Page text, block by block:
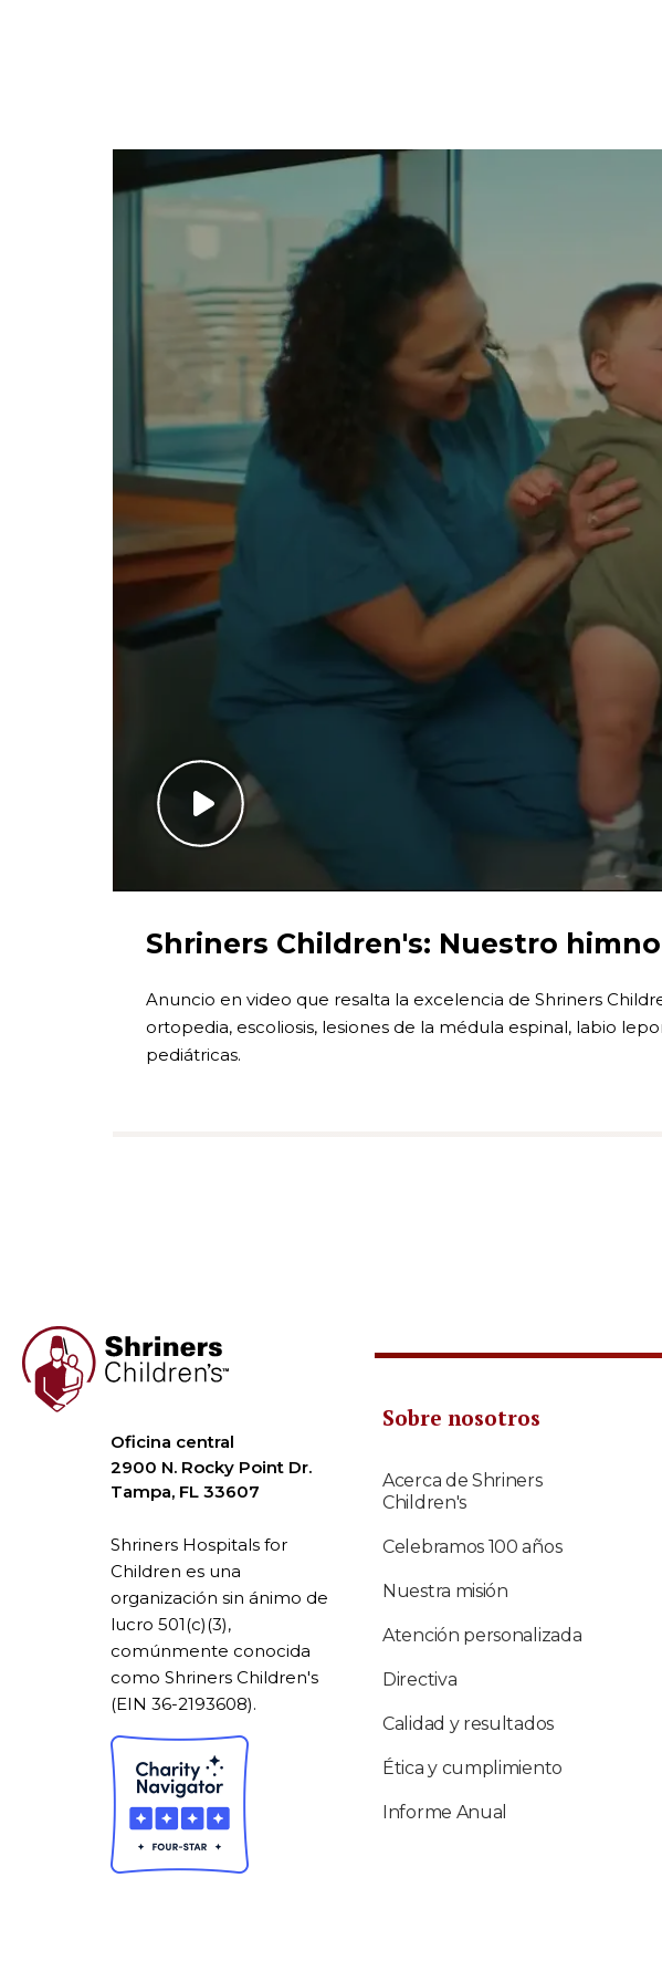
Shriners Children's: Nuestro
Anuncio en video que resalta la excelencia de Shriners
ortopedia, escoliosis, lesiones de la médula espinal, labio
pediátricas.
Oficina central
2900 N. Rocky Point Dr.
Tampa, FL 33607
Shriners Hospitals for
Children es una
organización sin ánimo de
lucro 501(c)(3),
comúnmente conocida
como Shriners Children's
(EIN 36-2193608).
Sobre nosotros
Acerca de Shriners
Children's
Celebramos 100 años
Nuestra misión
Atención personalizada
Directiva
Calidad y resultados
Ética y cumplimiento
Informe Anual